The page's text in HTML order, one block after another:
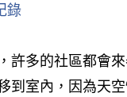
錄
許多的社區都會
到 室內，因為天